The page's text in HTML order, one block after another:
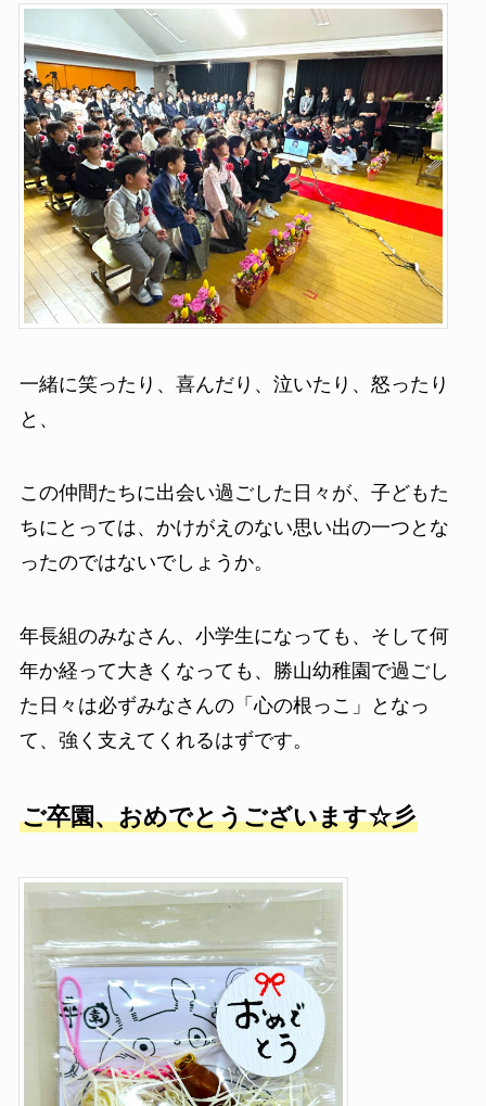
一緒に笑ったり、喜んだり、泣いたり、怒ったり
と、
この仲間たちに出会い過ごした日々が、子どもた
ちにとっては、かけがえのない思い出の一つとな
ったのではないでしょうか。
年長組のみなさん、小学生になっても、そして何
年か経って大きくなっても、勝山幼稚園で過ごし
た日々は必ずみなさんの「心の根っこ」となっ
て、強く支えてくれるはずです。
ご卒園、おめでとうございます☆彡